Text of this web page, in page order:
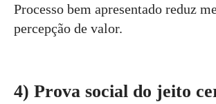
Processo bem apresentado reduz
percepção de valor.
4) Prova social do jeito